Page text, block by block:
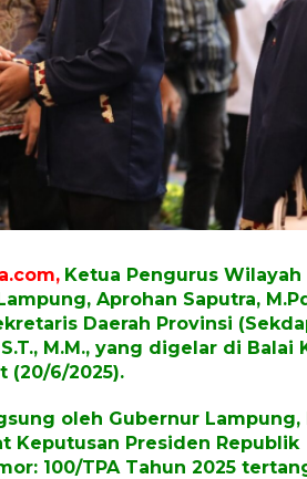
Ketua Pengurus Wilayah
Aprohan Saputra,
Daerah Provinsi
M.M., yang digelar di Balai
(20/6/2025).
oleh Gubernur Lampung,
Keputusan Presiden Republik
100/TPA Tahun 2025